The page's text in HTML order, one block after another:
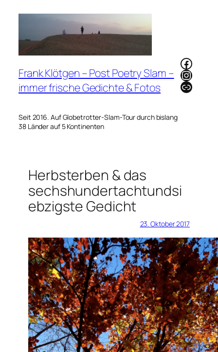
Frank Klötgen – Post Poetry Slam –
immer frische Gedichte & Fotos
Seit 2016. Auf Globetrotter-Slam-Tour durch bislang
38 Länder auf 5 Kontinenten
Link
Herbsterben & das
sechshundertachtundsi
ebzigste Gedicht
23. Oktober 2017